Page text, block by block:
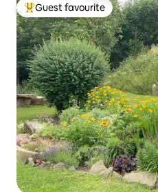
Top guest favourite
Guest favourite